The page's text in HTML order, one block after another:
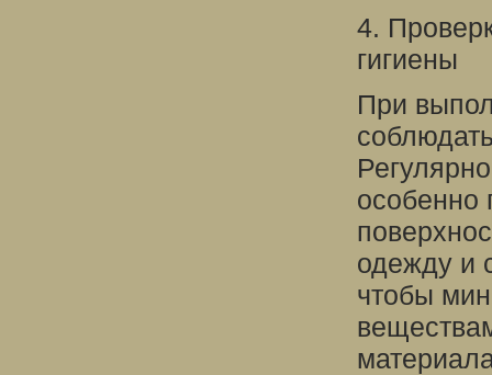
4.
гигиены
При
особенно
одежду и
чтобы